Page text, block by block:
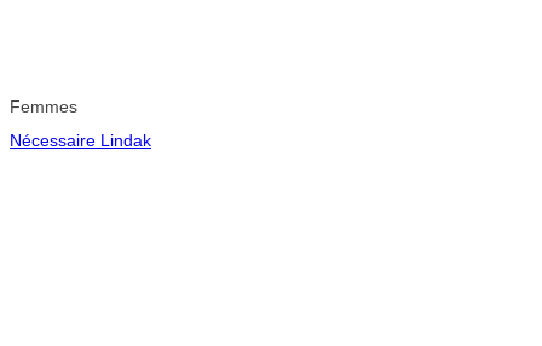
Femmes
Nécessaire Lindak